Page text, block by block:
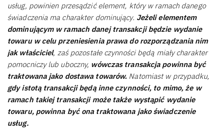
usług, powinien przesądzić element, który w ramach danego
świadczenia ma charakter dominujący. Jeżeli elementem
dominującym w ramach danej transakcji będzie wydanie
towaru w celu przeniesienia prawa do rozporządzania nim
jak właściciel, zaś pozostałe czynności będą miały charakter
pomocniczy lub uboczny, wówczas transakcja powinna być
traktowana jako dostawa towarów. Natomiast w przypadku,
gdy istotą transakcji będą inne czynności, to mimo, że w
ramach takiej transakcji może także wystąpić wydanie
towaru, powinna być ona traktowana jako świadczenie
usług.